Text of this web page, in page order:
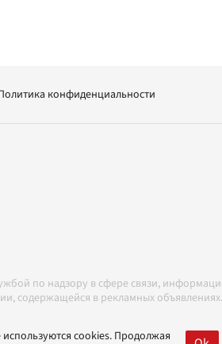
конфиденциальности
по надзору в сфере связи,
содержащейся в рекламных
с Правилами
используются cookies. Продолжая